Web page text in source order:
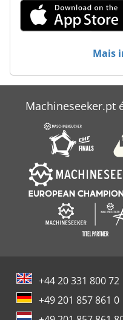
Mais
Machineseeker.pt
+44 20 331 800 72
+49 201 857 861 0